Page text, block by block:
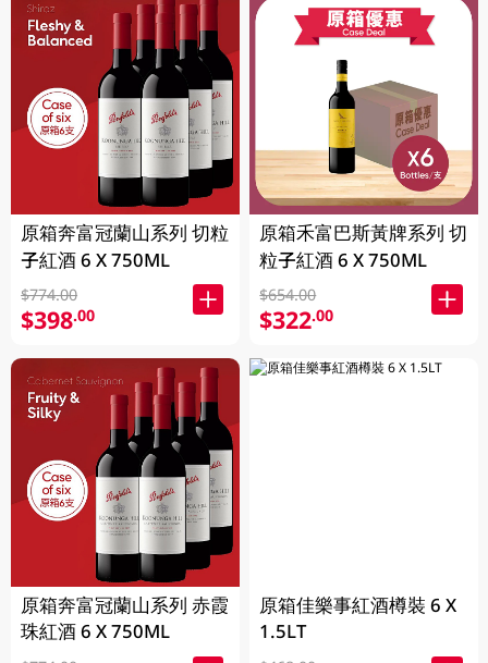
原箱奔富冠蘭山系列 切粒
子紅酒 6 X 750ML
$774.00
$398.00
原箱奔富冠蘭山系列 赤霞
珠紅酒 6 X 750ML
原箱禾富巴斯黃牌系列 切
粒子紅酒 6 X 750ML
$654.00
$322.00
原箱佳樂事紅酒樽裝 6 X
1.5LT